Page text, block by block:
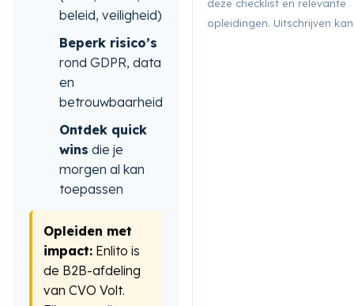
beleid, veiligheid)
Beperk risico’s
rond GDPR, data
en
betrouwbaarheid
Ontdek quick
wins die je
morgen al kan
toepassen
Opleiden met
impact: Enlito is
de B2B-afdeling
van CVO Volt.
deze checklist en relevante
opleidingen. Uitschrijven